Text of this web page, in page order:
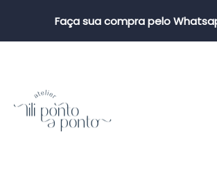
Faça sua compra pelo